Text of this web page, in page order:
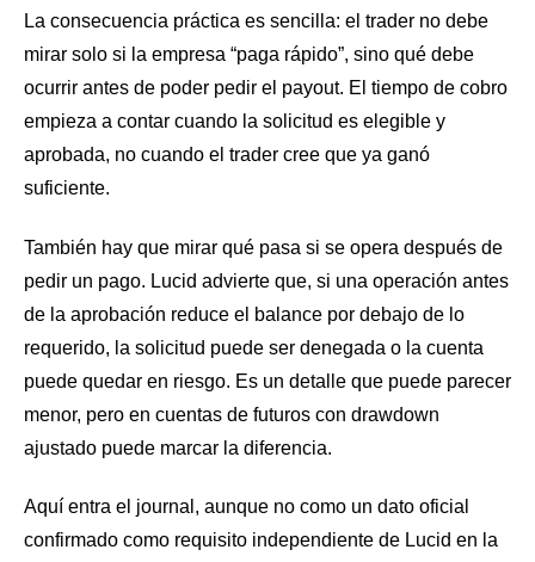
La consecuencia práctica es sencilla: el trader no debe
mirar solo si la empresa “paga rápido”, sino qué debe
ocurrir antes de poder pedir el payout. El tiempo de cobro
empieza a contar cuando la solicitud es elegible y
aprobada, no cuando el trader cree que ya ganó
suficiente.
También hay que mirar qué pasa si se opera después de
pedir un pago. Lucid advierte que, si una operación antes
de la aprobación reduce el balance por debajo de lo
requerido, la solicitud puede ser denegada o la cuenta
puede quedar en riesgo. Es un detalle que puede parecer
menor, pero en cuentas de futuros con drawdown
ajustado puede marcar la diferencia.
Aquí entra el journal, aunque no como un dato oficial
confirmado como requisito independiente de Lucid en la